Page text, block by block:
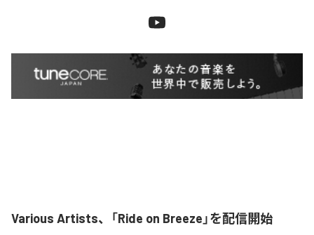
Various Artists、「Ride on Breeze」を配信開始